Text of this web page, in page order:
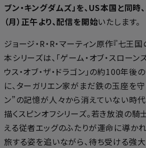
ブン・キングダムズ」を、US本国と同
（月）正午より、配信を開始いたします。
ジョージ・R・R・マーティン原作『七王
本シリーズは、「ゲーム・オブ・スローン
ウス・オブ・ザ・ドラゴン」の約100年後
に、ターガリエン家がまだ鉄の玉座を守
ン”の記憶が人々から消えていない時
描くスピンオフシリーズ。若き放浪の騎
える従者エッグのふたりが運命に導か
旅する姿を追いながら、待ち受ける強